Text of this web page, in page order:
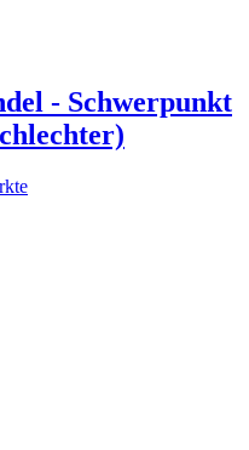
- Schwerpunkt